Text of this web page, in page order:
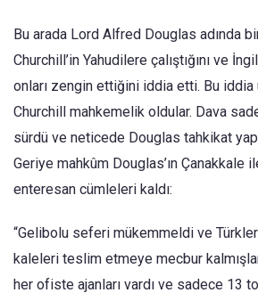
Bu arada Lord Alfred Douglas adında
Churchill’in Yahudilere çalıştığını ve
onları zengin ettiğini iddia etti. Bu
Churchill mahkemelik oldular. Dava
sürdü ve neticede Douglas tahkikat
Geriye mahkûm Douglas’ın Çanakkale
enteresan cümleleri kaldı:
“Gelibolu seferi mükemmeldi ve
kaleleri teslim etmeye mecbur
her ofiste ajanları vardı ve sadece 13